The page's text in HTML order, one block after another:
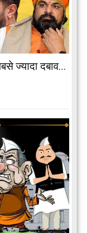
ज्यादा दबाव...